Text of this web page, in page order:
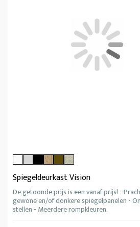
Spiegeldeurkast Vision
De getoonde prijs is een vanaf prijs! -
gewone en/of donkere spiegelpanelen -
stellen - Meerdere rompkleuren.